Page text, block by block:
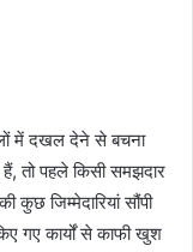
में दखल देने से बचना
तो पहले किसी समझदार
जिम्मेदारियां सौंपी
गए कार्यों से काफी खुश